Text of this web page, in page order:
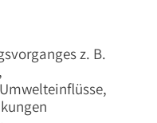
z. B.